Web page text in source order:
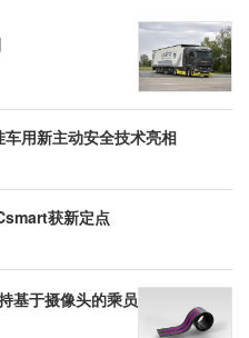
车用新主动安全技术亮相
获新定点
基于摄像头的乘员